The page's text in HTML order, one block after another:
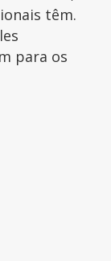
têm.
para os